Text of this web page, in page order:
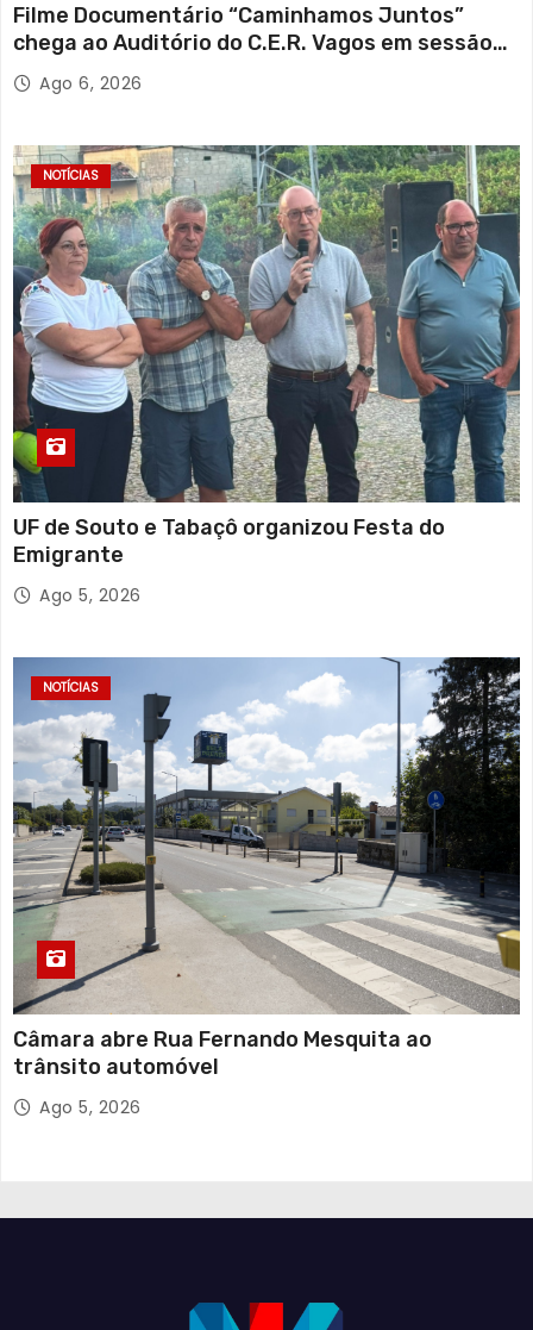
Filme Documentário “Caminhamos Juntos”
chega ao Auditório do C.E.R. Vagos em sessão
solidária
Ago 6, 2026
NOTÍCIAS
UF de Souto e Tabaçô organizou Festa do
Emigrante
Ago 5, 2026
NOTÍCIAS
Câmara abre Rua Fernando Mesquita ao
trânsito automóvel
Ago 5, 2026